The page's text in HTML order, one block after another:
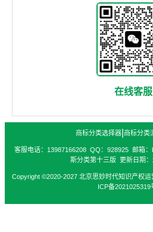
在线客服
商标分类选择器| 商标分类
客服电话：13987166208 QQ：928925 邮箱
斯分类第十三版 更新日期：
Copyright ©2020-2027 北京思妙时代知识产权
ICP备2021025319